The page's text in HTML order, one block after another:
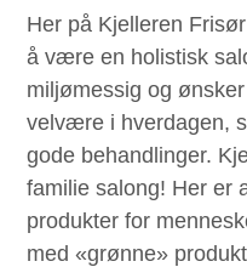
Her på Kjelleren
å være en holistisk
miljømessig og
velvære i hverdagen,
gode behandlinger.
familie salong! Her er
produkter for
med «grønne»